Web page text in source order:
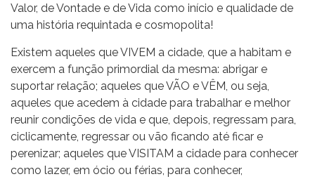
Valor, de Vontade e de Vida como início e qualidade de
uma história requintada e cosmopolita!
Existem aqueles que VIVEM a cidade, que a habitam e
exercem a função primordial da mesma: abrigar e
suportar relação; aqueles que VÃO e VÊM, ou seja,
aqueles que acedem à cidade para trabalhar e melhor
reunir condições de vida e que, depois, regressam para,
ciclicamente, regressar ou vão ficando até ficar e
perenizar; aqueles que VISITAM a cidade para conhecer
como lazer, em ócio ou férias, para conhecer,